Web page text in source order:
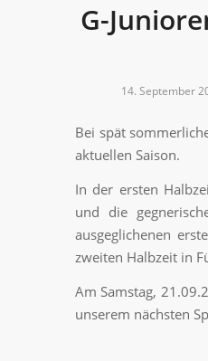
G-
14. September
Bei spät
aktuellen Saison.
In der ersten
und die
ausgeglichenen
zweiten Halbzeit in
Am Samstag,
unserem nächsten